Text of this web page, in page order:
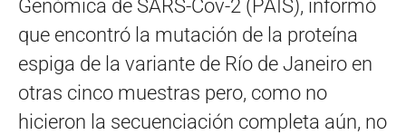
Genómica de SARS-Cov-2 (PAIS), informó
que encontró la mutación de la proteína
espiga de la variante de Río de Janeiro en
otras cinco muestras pero, como no
hicieron la secuenciación completa aún, no